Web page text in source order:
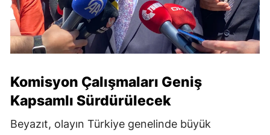
Komisyon Çalışmaları Geniş
Kapsamlı Sürdürülecek
Beyazıt, olayın Türkiye genelinde büyük